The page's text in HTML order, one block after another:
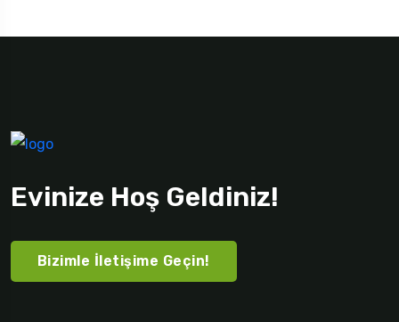
Evinize Hoş Geldiniz!
Bizimle İletişime Geçin!